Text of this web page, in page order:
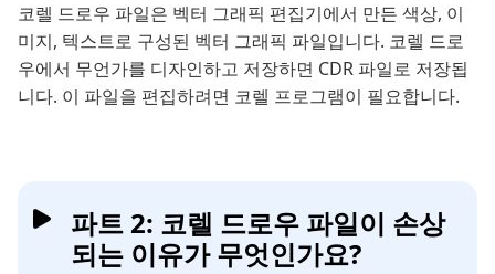
코렐 드로우 파일은 벡터 그래픽 편집기에서 만든 색상, 이
미지, 텍스트로 구성된 벡터 그래픽 파일입니다. 코렐 드로
우에서 무언가를 디자인하고 저장하면 CDR 파일로 저장됩
니다. 이 파일을 편집하려면 코렐 프로그램이 필요합니다.
파트 2: 코렐 드로우 파일이 손상
되는 이유가 무엇인가요?